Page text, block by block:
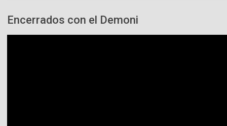
Encerrados con el Demoni